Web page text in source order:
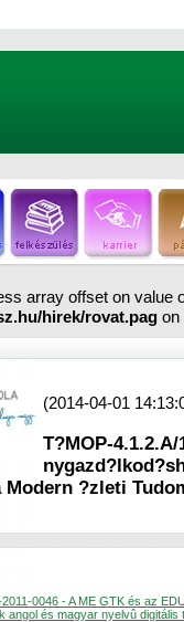
array offset on value
hirek/rovat.pag
(2014-04-01
T?MOP-
Modern ?zleti
0046 - A ME GTK és az
angol és magyar nyelvû digitális